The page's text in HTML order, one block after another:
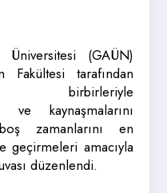
Üniversitesi (GAÜN)
tarafından
birbirleriyle
ve kaynaşmalarını
zamanlarını en
geçirmeleri amacıyla
düzenlendi.